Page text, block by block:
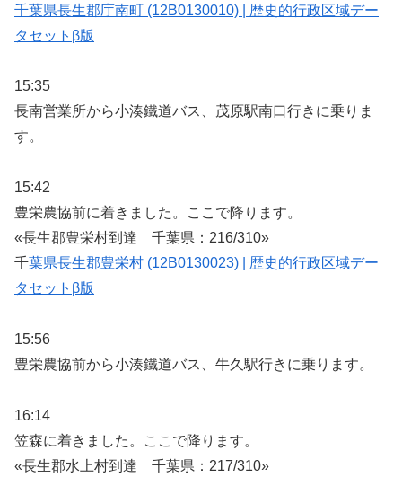
千葉県長生郡庁南町 (12B0130010) | 歴史的行政区域デー
タセットβ版
15:35
長南営業所から小湊鐵道バス、茂原駅南口行きに乗りま
す。
15:42
豊栄農協前に着きました。ここで降ります。
«長生郡豊栄村到達 千葉県：216/310»
千葉県長生郡豊栄村 (12B0130023) | 歴史的行政区域デー
タセットβ版
15:56
豊栄農協前から小湊鐵道バス、牛久駅行きに乗ります。
16:14
笠森に着きました。ここで降ります。
«長生郡水上村到達 千葉県：217/310»